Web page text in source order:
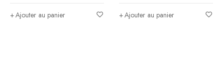
Ajouter au panier Ajouter au panier